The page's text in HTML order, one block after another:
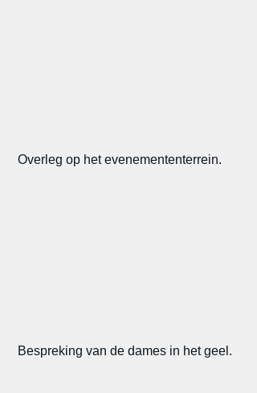
Overleg op het evenemententerrein.
Bespreking van de dames in het geel.